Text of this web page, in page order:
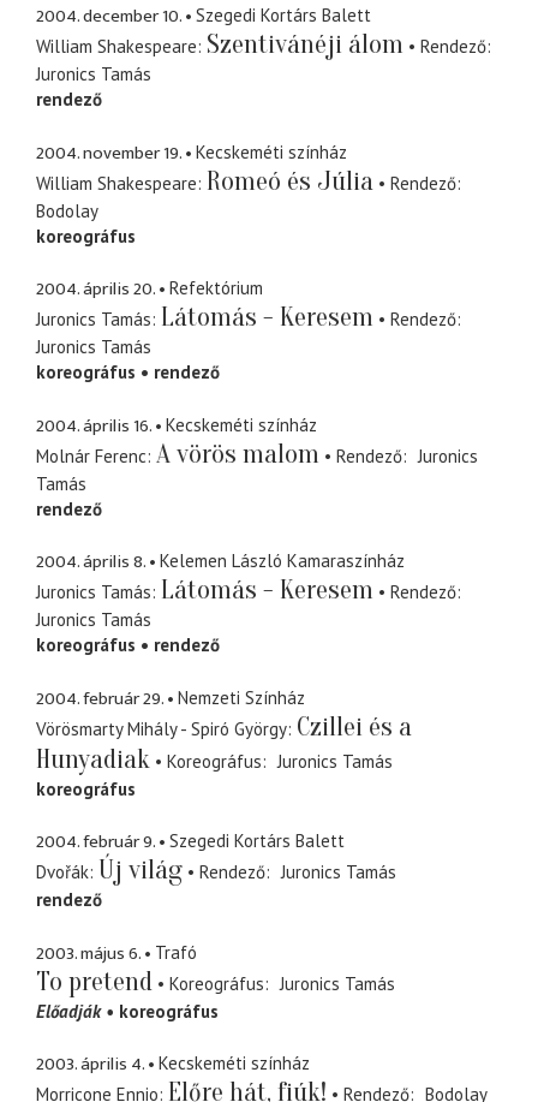
2004. december 10.
Szegedi Kortárs Balett
William Shakespeare Szentivánéji álom
Rendező
Juronics Tamás
rendező
2004. november 19.
Kecskeméti színház
William Shakespeare Romeó és Júlia
Rendező
Bodolay
koreográfus
2004. április 20.
Refektórium
Juronics Tamás Látomás - Keresem
Rendező
Juronics Tamás
koreográfus
rendező
2004. április 16.
Kecskeméti színház
Molnár Ferenc A vörös malom Rendező
Juronics
Tamás
rendező
2004. április 8.
Kelemen László Kamaraszínház
Juronics Tamás Látomás - Keresem
Rendező
Juronics Tamás
koreográfus
rendező
2004. február 29.
Nemzeti Színház
Vörösmarty Mihály - Spiró György Czillei és a
Hunyadiak
Koreográfus
Juronics Tamás
koreográfus
2004. február 9.
Szegedi Kortárs Balett
Dvořák Új világ Rendező
Juronics Tamás
rendező
2003. május 6. Trafó
To pretend Koreográfus
Juronics Tamás
Előadják
koreográfus
2003. április 4.
Kecskeméti színház
Morricone Ennio Előre hát, fiúk! Rendező
Bodolay